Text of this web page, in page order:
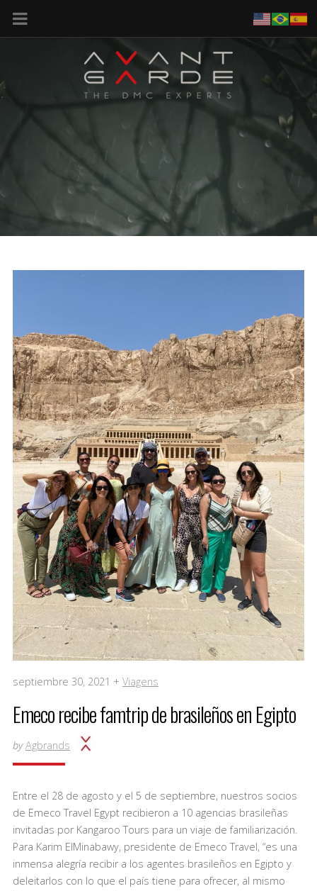
septiembre 30, 2021 + Viagens
Emeco recibe famtrip de brasileños en Egipto
by Agbrands
Entre el 28 de agosto y el 5 de septiembre, nuestros socios
de Emeco Travel Egypt recibieron a 10 agencias brasileñas
invitadas por Kangaroo Tours para un viaje de familiarización.
Para Karim ElMinabawy, presidente de Emeco Travel, “es una
inmensa alegría recibir a los agentes brasileños en Egipto y
deleitarlos con lo que el país tiene para ofrecer, al mismo